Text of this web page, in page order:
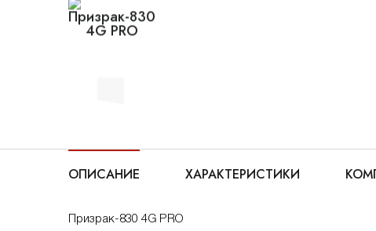
ОПИСАНИЕ ХАРАКТЕРИСТИКИ
Призрак-830 4G PRO